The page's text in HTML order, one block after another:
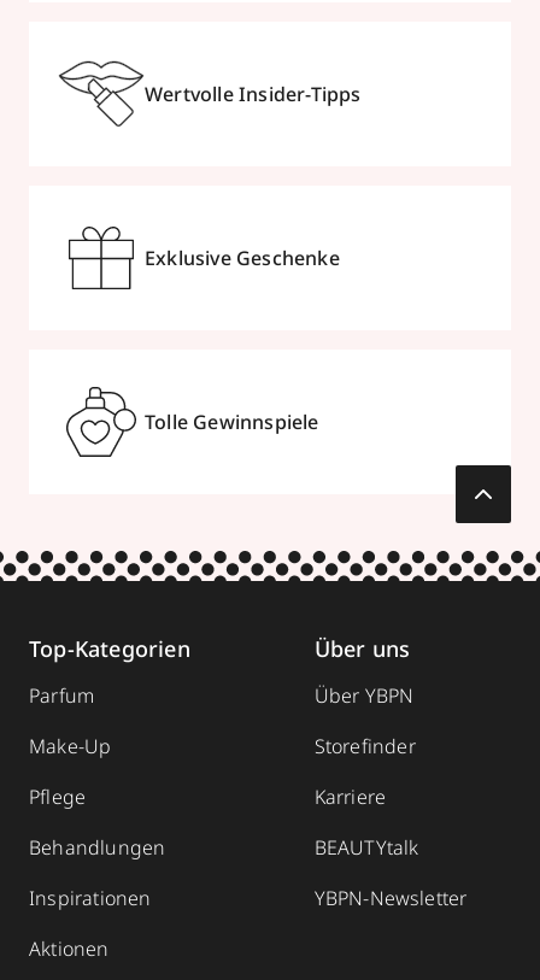
Wertvolle Insider-Tipps
Exklusive Geschenke
Tolle Gewinnspiele
Top-Kategorien
Parfum
Make-Up
Pflege
Behandlungen
Inspirationen
Aktionen
Über uns
Über YBPN
Storefinder
Karriere
BEAUTYtalk
YBPN-Newsletter